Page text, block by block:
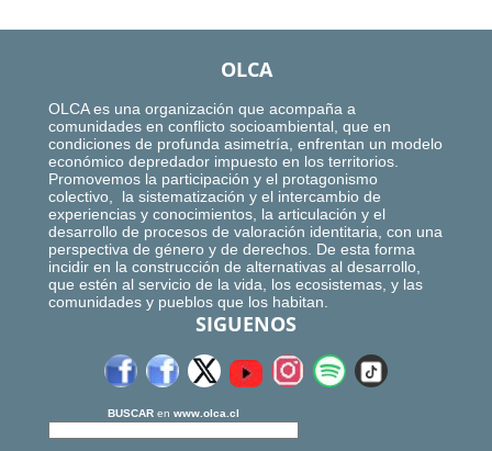
OLCA
OLCA es una organización que acompaña a
comunidades en conflicto socioambiental, que en
condiciones de profunda asimetría, enfrentan un modelo
económico depredador impuesto en los territorios.
Promovemos la participación y el protagonismo
colectivo, la sistematización y el intercambio de
experiencias y conocimientos, la articulación y el
desarrollo de procesos de valoración identitaria, con una
perspectiva de género y de derechos. De esta forma
incidir en la construcción de alternativas al desarrollo,
que estén al servicio de la vida, los ecosistemas, y las
comunidades y pueblos que los habitan.
SIGUENOS
BUSCAR en www.olca.cl